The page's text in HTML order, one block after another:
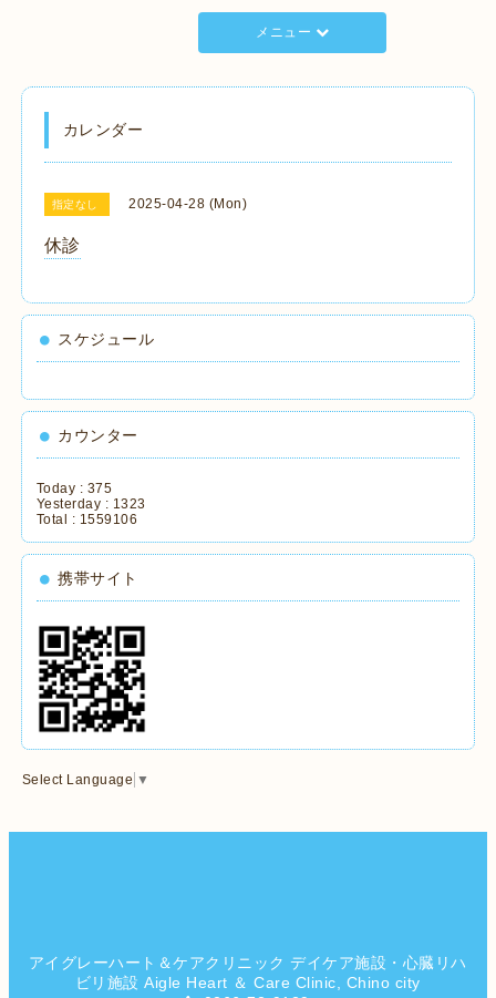
メニュー
カレンダー
指定なし 2025-04-28 (Mon)
休診
スケジュール
カウンター
Today : 375
Yesterday : 1323
Total : 1559106
携帯サイト
Select Language ▼
アイグレーハート＆ケアクリニック デイケア施設・心臓リハ
ビリ施設 Aigle Heart ＆ Care Clinic, Chino city